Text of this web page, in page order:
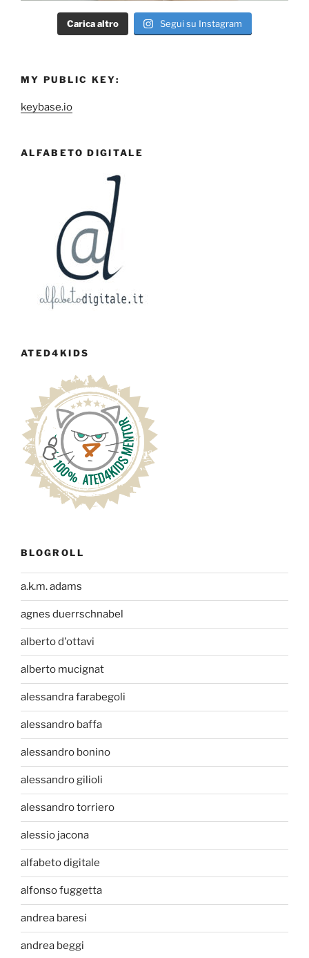
Carica altro Segui su Instagram
MY PUBLIC KEY:
keybase.io
ALFABETO DIGITALE
ATED4KIDS
BLOGROLL
a.k.m. adams
agnes duerrschnabel
alberto d'ottavi
alberto mucignat
alessandra farabegoli
alessandro baffa
alessandro bonino
alessandro gilioli
alessandro torriero
alessio jacona
alfabeto digitale
alfonso fuggetta
andrea baresi
andrea beggi